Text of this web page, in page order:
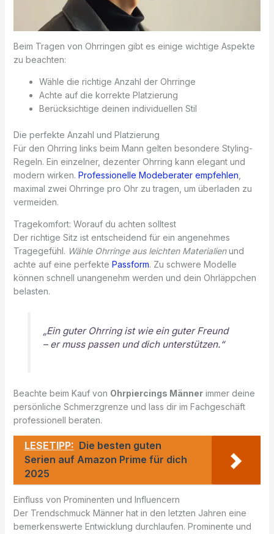
Beim Tragen von Ohrringen gibt es einige wichtige Aspekte
zu beachten:
Wähle die richtige Anzahl der Ohrringe
Achte auf die korrekte Platzierung
Berücksichtige deinen individuellen Stil
Die perfekte Anzahl und Platzierung
Für den Ohrring links beim Mann gelten besondere Styling-
Regeln. Ein einzelner, dezenter Ohrring kann elegant und
modern wirken. Professionelle Modeberater empfehlen
maximal zwei Ohrringe pro Ohr zu tragen, um überladen zu
vermeiden.
Tragekomfort: Worauf du achten solltest
Der richtige Sitz ist entscheidend für ein angenehmes
Tragegefühl. Wähle Ohrringe aus leichten Materialienund
achte auf eine perfekte Passform. Zu schwere Modelle
können schnell unangenehm werden und dein Ohrläppchen
belasten.
„Ein guter Ohrring ist wie ein guter Freund
– er muss passen und dich unterstützen.“
Beachte beim Kauf von Ohrpiercings Männerimmer deine
persönliche Schmerzgrenze und lass dir im Fachgeschäft
professionell beraten.
LESETIPP: Die besten guten
Serien auf Amazon Prime für dich
2025
Einfluss von Prominenten und Influencern
Der Trendschmuck Männer hat in den letzten Jahren eine
bemerkenswerte Entwicklung durchlaufen. Prominente und